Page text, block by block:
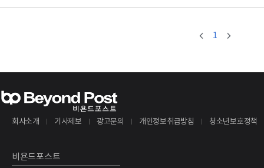
감소했다.판매,
1
회사소개 기사제보 광고문의 개인정보취급방침 청소년보호정책
비욘드포스트